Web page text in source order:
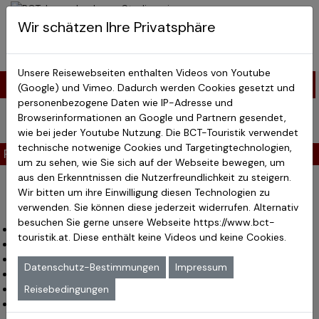
BCT-Touristik
Studienreisen Japan > Auf den Spuren der Shogune
Auf den Spuren der Shogune - 13 Tage
Reise ReiserouteProgrammLeistungenTermine & Preise
Reise
Auf den Spuren der Shogune - 13 Tage
Kaiserpalast Kyoto
Kaminari-Mon (das Donnertor in Tokyo)
lebendige Großstadt Osaka
Kiyomizudera-Tempel
Arashiyama, Zen-Tempel und Bambushaine
Shinkansen (der moderne Schnellzug)
Wir schätzen Ihre Privatsphäre
Unsere Reisewebseiten enthalten Videos von Youtube
(Google) und Vimeo. Dadurch werden Cookies gesetzt und
personenbezogene Daten wie IP-Adresse und
Browserinformationen an Google und Partnern gesendet,
wie bei jeder Youtube Nutzung. Die BCT-Touristik verwendet
technische notwenige Cookies und Targetingtechnologien,
um zu sehen, wie Sie sich auf der Webseite bewegen, um
aus den Erkenntnissen die Nutzerfreundlichkeit zu steigern.
Wir bitten um ihre Einwilligung diesen Technologien zu
verwenden. Sie können diese jederzeit widerrufen. Alternativ
besuchen Sie gerne unsere Webseite https://www.bct-
touristik.at. Diese enthält keine Videos und keine Cookies.
Datenschutz-Bestimmungen
Impressum
Reisebedingungen